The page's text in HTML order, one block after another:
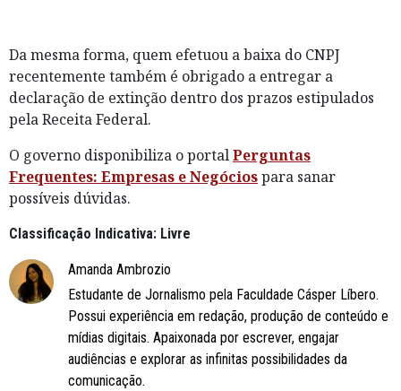
Da mesma forma, quem efetuou a baixa do CNPJ
recentemente também é obrigado a entregar a
declaração de extinção dentro dos prazos estipulados
pela Receita Federal.
O governo disponibiliza o portalPerguntas
Frequentes: Empresas e Negóciospara sanar
possíveis dúvidas.
Classificação Indicativa: Livre
Amanda Ambrozio
Estudante de Jornalismo pela Faculdade Cásper Líbero.
Possui experiência em redação, produção de conteúdo e
mídias digitais. Apaixonada por escrever, engajar
audiências e explorar as infinitas possibilidades da
comunicação.